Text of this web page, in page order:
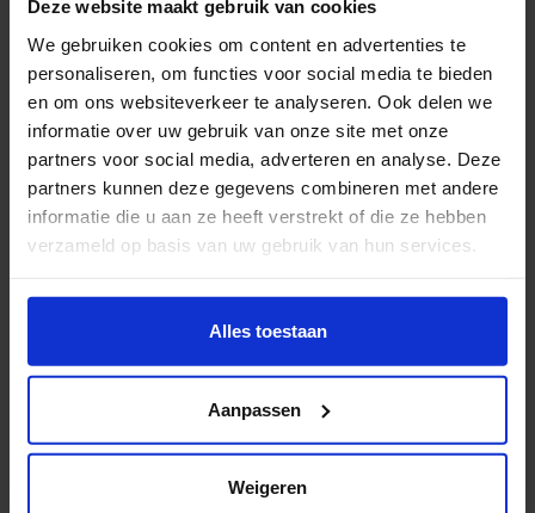
Deze website maakt gebruik van cookies
We gebruiken cookies om content en advertenties te
personaliseren, om functies voor social media te bieden
en om ons websiteverkeer te analyseren. Ook delen we
informatie over uw gebruik van onze site met onze
partners voor social media, adverteren en analyse. Deze
partners kunnen deze gegevens combineren met andere
informatie die u aan ze heeft verstrekt of die ze hebben
verzameld op basis van uw gebruik van hun services.
Wil je meer weten of de voorkeur aanpassen, bekijk dan
https://www.hku.nl/privacy-statement-en-
Alles toestaan
Aanpassen
Weigeren
Werkplaats